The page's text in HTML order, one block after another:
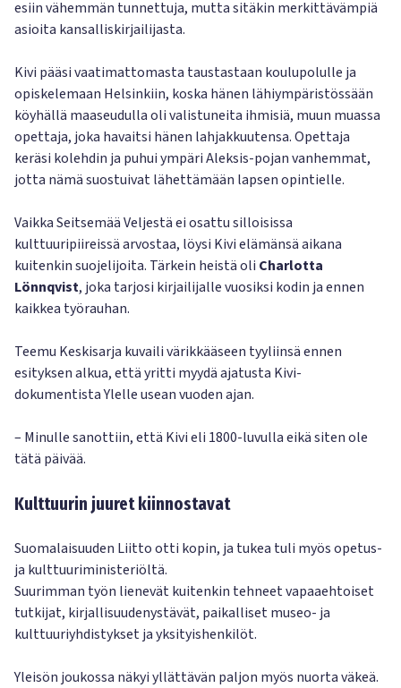
esiin vähemmän tunnettuja, mutta sitäkin merkittävämpiä
asioita kansalliskirjailijasta.
Kivi pääsi vaatimattomasta taustastaan koulupolulle ja
opiskelemaan Helsinkiin, koska hänen lähiympäristössään
köyhällä maaseudulla oli valistuneita ihmisiä, muun muassa
opettaja, joka havaitsi hänen lahjakkuutensa. Opettaja
keräsi kolehdin ja puhui ympäri Aleksis-pojan vanhemmat,
jotta nämä suostuivat lähettämään lapsen opintielle.
Vaikka Seitsemää Veljestä ei osattu silloisissa
kulttuuripiireissä arvostaa, löysi Kivi elämänsä aikana
kuitenkin suojelijoita. Tärkein heistä oli Charlotta
Lönnqvist, joka tarjosi kirjailijalle vuosiksi kodin ja ennen
kaikkea työrauhan.
Teemu Keskisarja kuvaili värikkääseen tyyliinsä ennen
esityksen alkua, että yritti myydä ajatusta Kivi-
dokumentista Ylelle usean vuoden ajan.
– Minulle sanottiin, että Kivi eli 1800-luvulla eikä siten ole
tätä päivää.
Kulttuurin juuret kiinnostavat
Suomalaisuuden Liitto otti kopin, ja tukea tuli myös opetus-
ja kulttuuriministeriöltä.
Suurimman työn lienevät kuitenkin tehneet vapaaehtoiset
tutkijat, kirjallisuudenystävät, paikalliset museo- ja
kulttuuriyhdistykset ja yksityishenkilöt.
Yleisön joukossa näkyi yllättävän paljon myös nuorta väkeä.